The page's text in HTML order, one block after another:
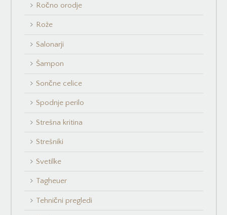
Ročno orodje
Rože
Salonarji
Šampon
Sončne celice
Spodnje perilo
Strešna kritina
Strešniki
Svetilke
Tagheuer
Tehnični pregledi